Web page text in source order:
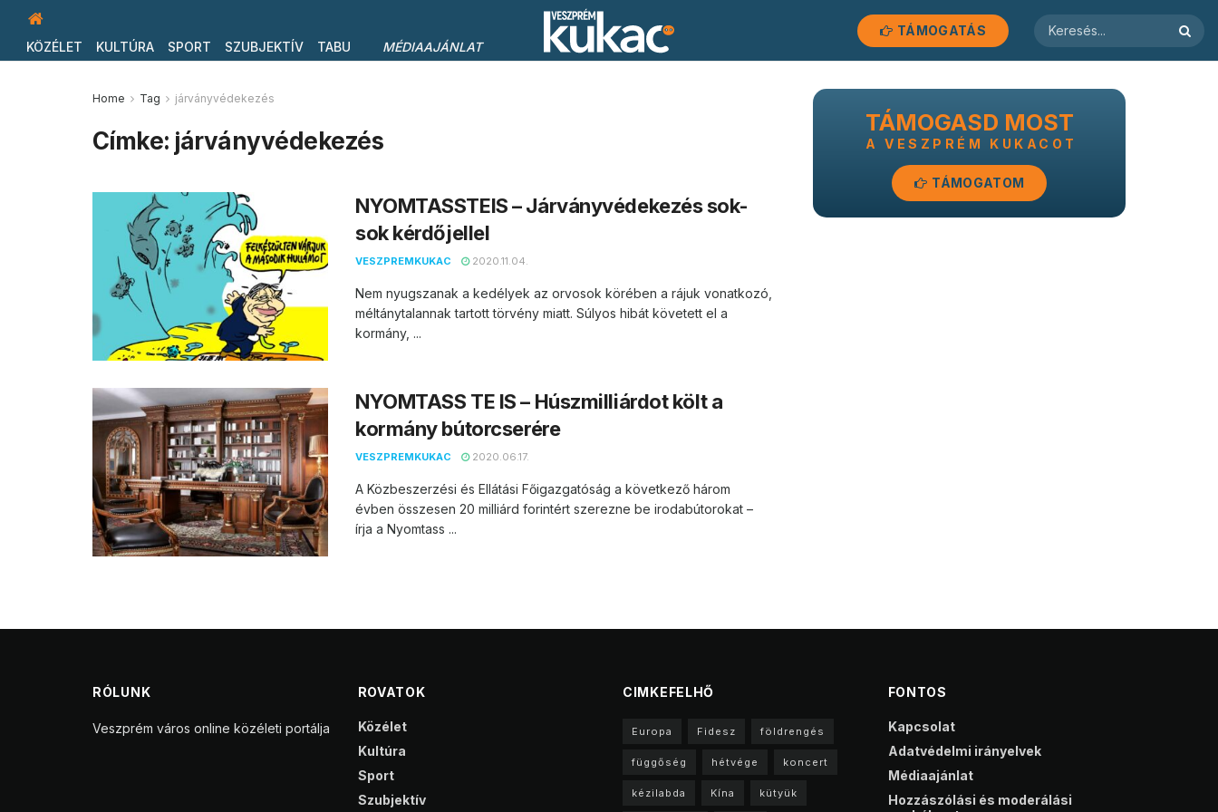
KÖZÉLET KULTÚRA SPORT SZUBJEKTÍV TABU MÉDIAAJÁNLAT
TÁMOGATÁS
Home Tag járványvédekezés
Címke: járványvédekezés
NYOMTASSTEIS – Járványvédekezés sok-
sok kérdőjellel
VESZPREMKUKAC 2020.11.04.
Nem nyugszanak a kedélyek az orvosok körében a rájuk vonatkozó,
méltánytalannak tartott törvény miatt. Súlyos hibát követett el a
kormány, ...
NYOMTASS TE IS – Húszmilliárdot költ a
kormány bútorcserére
VESZPREMKUKAC 2020.06.17.
A Közbeszerzési és Ellátási Főigazgatóság a következő három
évben összesen 20 milliárd forintért szerezne be irodabútorokat –
írja a Nyomtass ...
TÁMOGASD MOST
A VESZPRÉM KUKACOT
TÁMOGATOM
RÓLUNK
Veszprém város online közéleti portálja
ROVATOK
Közélet
Kultúra
Sport
Szubjektív
CIMKEFELHŐ
Europa Fidesz földrengés
függőség hétvége koncert
kézilabda Kína kütyük
FONTOS
Kapcsolat
Adatvédelmi irányelvek
Médiaajánlat
Hozzászólási és moderálási